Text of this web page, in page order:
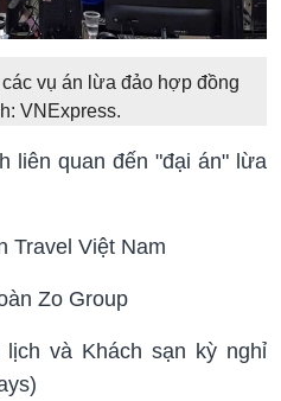
vụ án lừa đảo hợp đồng
VNExpress.
liên quan đến "đại án" lừa
Travel Việt Nam
Zo Group
và Khách sạn kỳ nghỉ